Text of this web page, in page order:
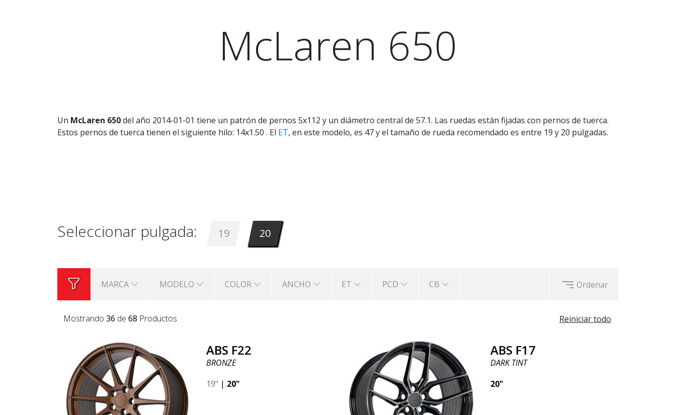
McLaren 650
Un McLaren 650del año 2014-01-01 tiene un patrón de pernos 5x112 y un diámetro central de 57.1. Las ruedas están fijadas con pernos de tuerca.
Estos pernos de tuerca tienen el siguiente hilo: 14x1.50 . El ET, en este modelo, es 47 y el tamaño de rueda recomendado es entre 19 y 20 pulgadas.
Seleccionar pulgada: 19 20
MARCA MODELO COLOR ANCHO ET PCD CB Ordenar
Reiniciar todo
Mostrando 36 de 68 Productos
ABS F22
BRONZE
19" | 20"
ABS F17
DARK TINT
20"